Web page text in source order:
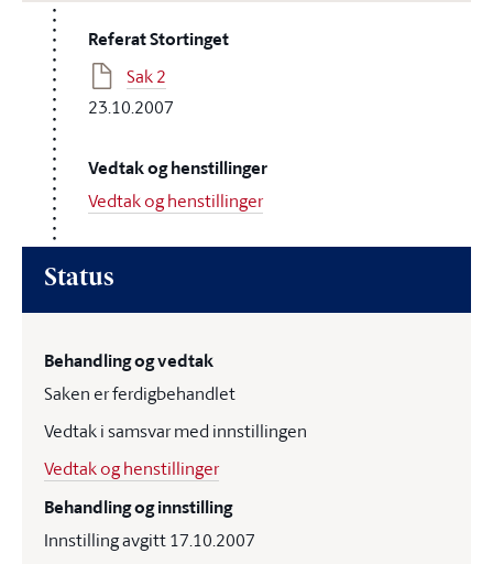
Referat Stortinget
Sak 2
23.10.2007
Vedtak og henstillinger
Vedtak og henstillinger
Status
Behandling og vedtak
Saken er ferdigbehandlet
Vedtak i samsvar med innstillingen
Vedtak og henstillinger
Behandling og innstilling
Innstilling avgitt 17.10.2007